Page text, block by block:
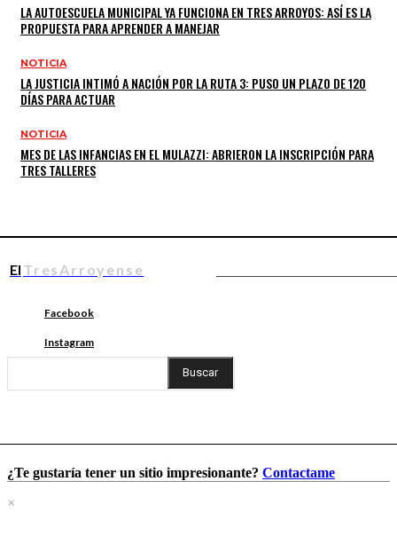
LA AUTOESCUELA MUNICIPAL YA FUNCIONA EN TRES ARROYOS: ASÍ ES LA
PROPUESTA PARA APRENDER A MANEJAR
NOTICIA
LA JUSTICIA INTIMÓ A NACIÓN POR LA RUTA 3: PUSO UN PLAZO DE 120
DÍAS PARA ACTUAR
NOTICIA
MES DE LAS INFANCIAS EN EL MULAZZI: ABRIERON LA INSCRIPCIÓN PARA
TRES TALLERES
El TresArroyense
Facebook
Instagram
Buscar
¿Te gustaría tener un sitio impresionante? Contactame
×